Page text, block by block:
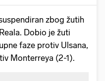
zbog žutih
Dobio je žuti
faze protiv Ulsana,
Monterreya (2-1).